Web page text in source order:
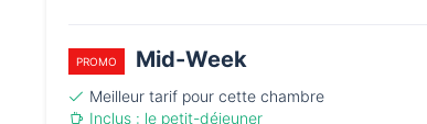
PROMO Mid-Week
Meilleur tarif pour cette chambre
Inclus : le petit-déjeuner